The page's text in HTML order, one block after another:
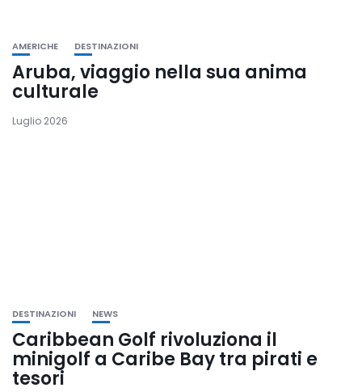
AMERICHE DESTINAZIONI
Aruba, viaggio nella sua anima
culturale
Luglio 2026
DESTINAZIONI NEWS
Caribbean Golf rivoluziona il
minigolf a Caribe Bay tra pirati e
tesori